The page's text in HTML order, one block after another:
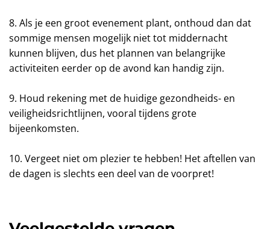
8. Als je een groot evenement plant, onthoud dan dat
sommige mensen mogelijk niet tot middernacht
kunnen blijven, dus het plannen van belangrijke
activiteiten eerder op de avond kan handig zijn.
9. Houd rekening met de huidige gezondheids- en
veiligheidsrichtlijnen, vooral tijdens grote
bijeenkomsten.
10. Vergeet niet om plezier te hebben! Het aftellen van
de dagen is slechts een deel van de voorpret!